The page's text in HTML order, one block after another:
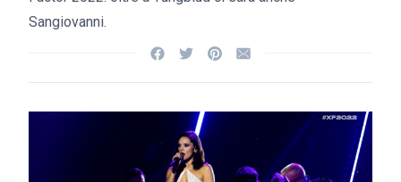
Sangiovanni.